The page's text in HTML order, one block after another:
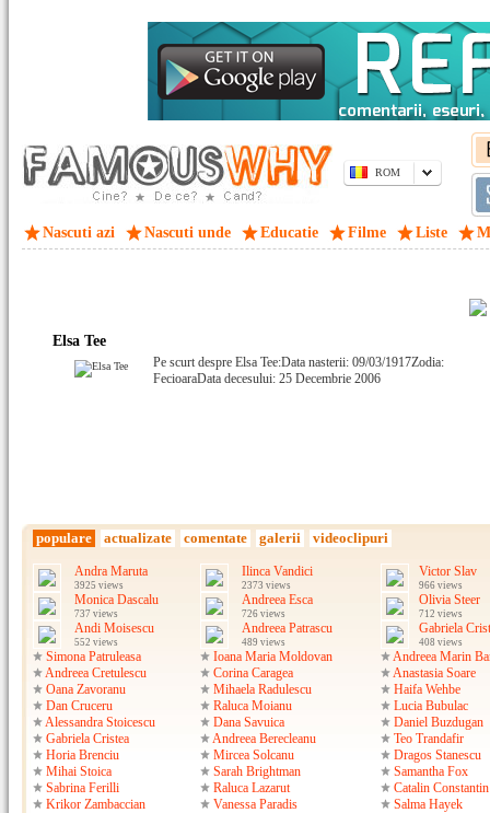
ROM
Nascuti azi Nascuti unde Educatie Filme Liste
Elsa Tee
Pe scurt despre Elsa Tee:Data nasterii: 09/03/1917Zodia:
FecioaraData decesului: 25 Decembrie 2006
populare actualizate comentate galerii videoclipuri
Andra Maruta
3925 views
Ilinca Vandici
2373 views
Victor Slav
966 views
Monica Dascalu
737 views
Andreea Esca
726 views
Olivia Steer
712 views
Andi Moisescu
552 views
Andreea Patrascu
489 views
Gabriela
408 views
Simona Patruleasa Ioana Maria Moldovan
Andreea Marin
Andreea Cretulescu
Corina Caragea
Anastasia Soare
Oana Zavoranu
Mihaela Radulescu
Haifa Wehbe
Dan Cruceru
Raluca Moianu
Lucia Bubulac
Alessandra Stoicescu
Dana Savuica
Daniel Buzdugan
Gabriela Cristea
Andreea Berecleanu
Teo Trandafir
Horia Brenciu
Mircea Solcanu
Dragos Stanescu
Mihai Stoica
Sarah Brightman
Samantha Fox
Sabrina Ferilli
Raluca Lazarut
Catalin
Krikor Zambaccian
Vanessa Paradis Salma Hayek